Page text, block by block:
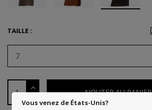
TAILLE :
7
AJOUTER AU PANIER
Vous venez de États-Unis?